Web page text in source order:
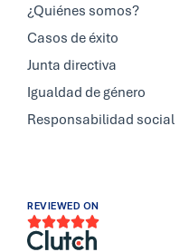
¿Quiénes somos?
Casos de éxito
Junta directiva
Igualdad de género
Responsabilidad social
REVIEWED ON
